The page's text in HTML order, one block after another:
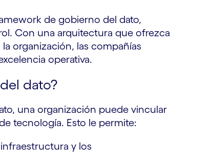
de gobierno del dato,
Con una arquitectura que ofrezca
organización, las compañías
operativa.
dato?
una organización puede vincular
tecnología. Esto le permite:
y los